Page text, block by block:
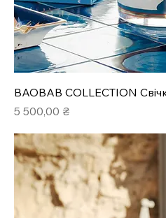
BAOBAB COLLECTION
Ціна
5 500,00 ₴